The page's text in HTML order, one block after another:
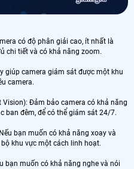
có độ phân giải cao, ít nhất là
chi tiết và có khả năng zoom.
giúp camera giám sát được một khu
camera.
Đảm bảo camera có khả năng
ban đêm, để có thể giám sát 24/7.
Nếu bạn muốn có khả năng xoay và
khu vực một cách linh hoạt.
bạn muốn có khả năng nghe và nói